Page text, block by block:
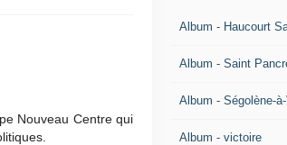
Nouveau Centre qui
Album - Haucourt
Album - Saint
Album - Ségolène-
Album - victoire